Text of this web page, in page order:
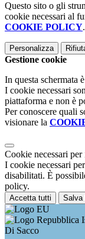
Questo sito o gli
cookie necessari al
COOKIE POLICY.
Personalizza
Gestione cookie
In questa schermata
I cookie necessari
piattaforma e non è
Per conoscere quali
visionare la
Cookie necessari
I cookie necessari
disabilitati. È
policy.
Accetta tutti Salva
Di Sacco